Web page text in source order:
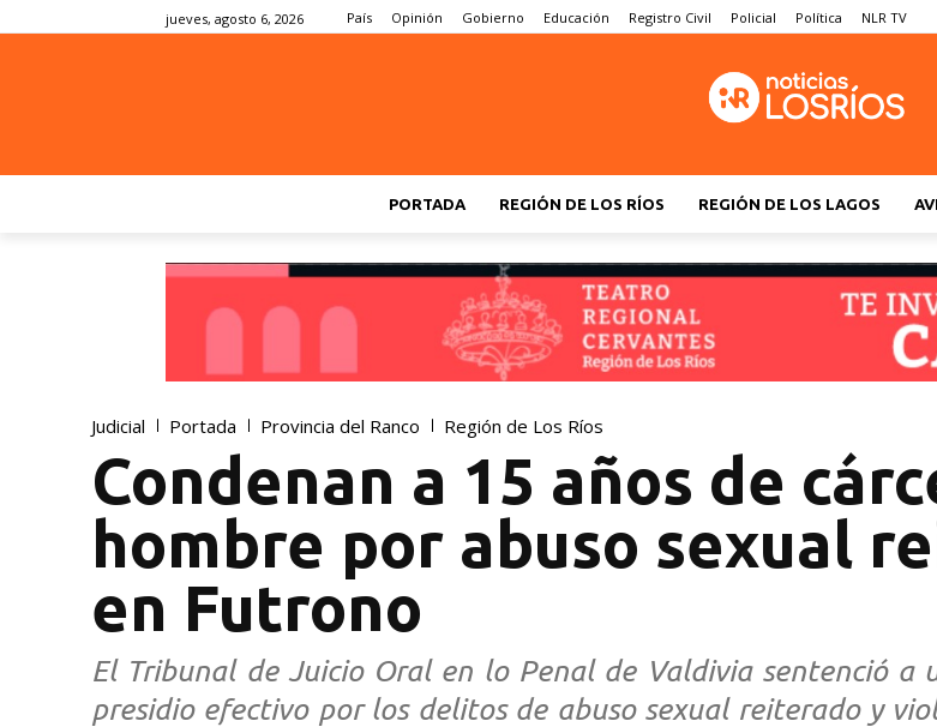
jueves, agosto 6, 2026 País Opinión Gobierno Educación Registro Civil Policial Política NLR TV
PORTADA REGIÓN DE LOS RÍOS REGIÓN DE LOS LAGOS
Judicial Portada Provincia del Ranco Región de Los Ríos
Condenan a 15 años de
hombre por abuso sexual
en Futrono
El Tribunal de Juicio Oral en lo Penal de Valdivia sentenció
presidio efectivo por los delitos de abuso sexual reiterado y